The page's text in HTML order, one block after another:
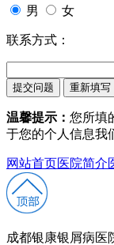
男 女
联系方式：
温馨提示： 您所填
于您的个人信息我
网站首页医院简介
成都银康银屑病医